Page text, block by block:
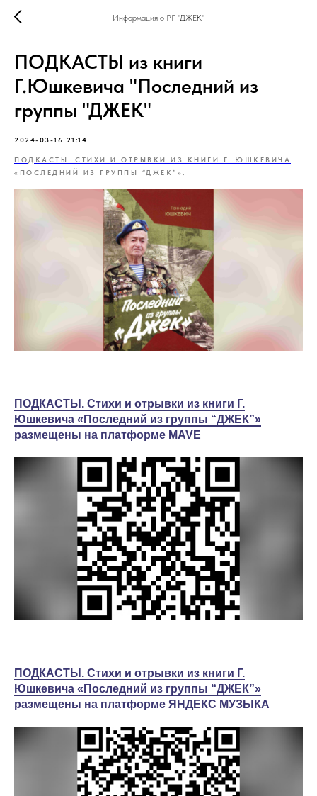
Информация о РГ "ДЖЕК"
ПОДКАСТЫ из книги
Г.Юшкевича "Последний из
группы "ДЖЕК"
2024-03-16 21:14
ПОДКАСТЫ. СТИХИ И ОТРЫВКИ ИЗ КНИГИ Г. ЮШКЕВИЧА
«ПОСЛЕДНИЙ ИЗ ГРУППЫ “ДЖЕК”».
ПОДКАСТЫ. Стихи и отрывки из книги Г.
Юшкевича «Последний из группы “ДЖЕК”»
размещены на платформе MAVE
ПОДКАСТЫ. Стихи и отрывки из книги Г.
Юшкевича «Последний из группы “ДЖЕК”»
размещены на платформе ЯНДЕКС МУЗЫКА